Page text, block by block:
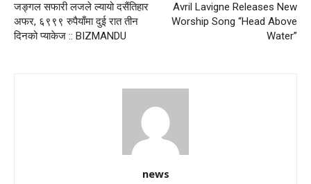
जङ्गल सफारी लजले ल्यायो दसैंतिहार
अफर, ६९९९ रुपैयाँमा दुई रात तीन
दिनको प्याकेज :: BIZMANDU
Avril Lavigne Releases New
Worship Song “Head Above
Water”
news